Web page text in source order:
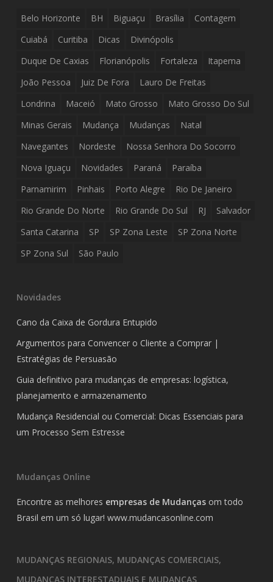
Belo Horizonte BH Biguaçu Brasília
Contagem
Cuiabá
Curitiba Dicas
Divinópolis
Duque De Caxias
Florianópolis Fortaleza
Itapema
João Pessoa
Juiz De Fora
Lauro De Freitas
Londrina
Maceió Mato Grosso
Mato Grosso Do Sul
Minas Gerais
Mudança Mudanças
Natal
Navegantes
Nordeste
Nossa Senhora Do Socorro
Nova Iguaçu
Novidades Paraná
Paraíba
Parnamirim
Pinhais Porto Alegre
Rio De Janeiro
Rio Grande Do Norte
Rio Grande Do Sul RJ
Salvador
Santa Catarina
SP SP Zona Leste
SP Zona Norte
SP Zona Sul
São Paulo
Novidades
Cano da Caixa de Gordura Entupido
Argumentos para Convencer o Cliente a Comprar |
Estratégias de Persuasão
Guia definitivo para mudanças de empresas: logística,
planejamento e armazenamento
Mudança Residencial ou Comercial: Dicas Essenciais para
um Processo Sem Estresse
Mudanças Online
Encontre as melhores empresas de Mudançasom todo
Brasil em um só lugar! www.mudancasonline.com
MUDANÇAS REGIONAIS, MUDANÇAS COMERCIAIS,
MUDANÇAS INTERESTADUAIS E MUDANÇAS